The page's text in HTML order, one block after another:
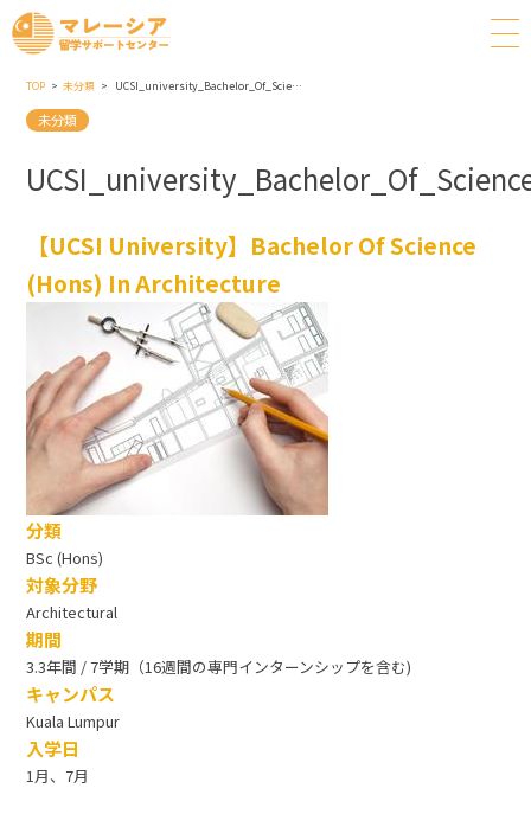
TOP 未分類 UCSI_university_Bachelor_Of_Science_Hons_In_Architecture
未分類
【UCSI University】Bachelor Of Science
(Hons) In Architecture
分類
BSc (Hons)
対象分野
Architectural
期間
3.3年間 / 7学期（16週間の専門インターンシップを含む)
キャンパス
Kuala Lumpur
入学日
1月、7月